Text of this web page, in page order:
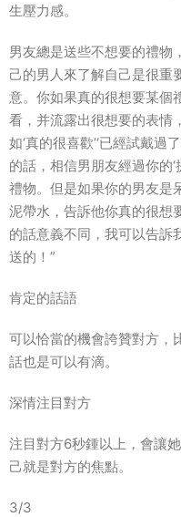
生壓力感。
男友總是送些不想要的禮物
己的男人來了解自己是很重
意。你如果真的很想要某個
看，并流露出很想要的表情
如‘真的很喜歡’‘已經試戴過
的話，相信男朋友經過你的
禮物。但是如果你的男友是
泥帶水，告訴他你真的很想
的話意義不同，我可以告訴
送的！”
肯定的話語
可以恰當的機會誇贊對方，
話也是可以有滴。
深情注目對方
注目對方6秒鍾以上，會讓
己就是對方的焦點。
3/3